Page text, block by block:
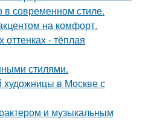
современном стиле.
на комфорт.
- тёплая
стилями.
художницы в Москве с
и музыкальным